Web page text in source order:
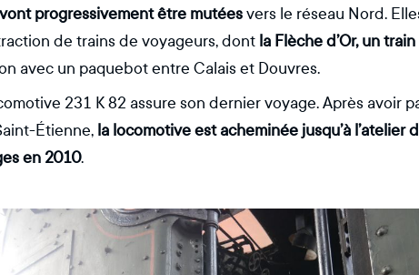
progressivement être mutéesvers le réseau Nord.
de trains de voyageurs, dont la Flèche d’Or, un
avec un paquebot entre Calais et Douvres.
231 K 82 assure son dernier voyage. Après avoir
Étienne, la locomotive est acheminée jusqu’à l’atelier
en 2010.